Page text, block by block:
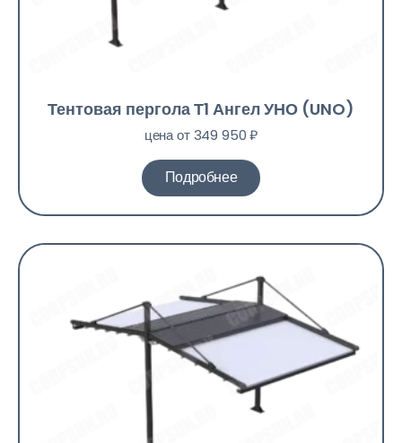
Тентовая пергола Т1 Ангел УНО (UNO)
цена от 349 950 ₽
Подробнее